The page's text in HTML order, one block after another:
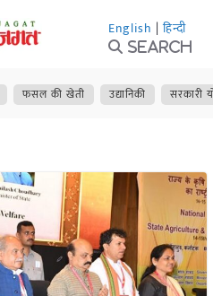
English | हिन्दी
Search
फसल की खेती उद्यानिकी सरकारी